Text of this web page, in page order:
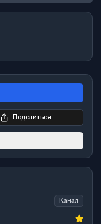
Поделиться
Канал